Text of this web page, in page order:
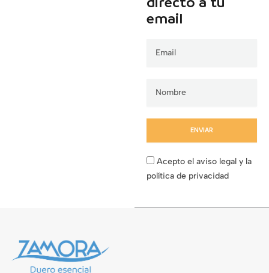
email
Acepto el aviso legal y la
política de privacidad
ENVIAR